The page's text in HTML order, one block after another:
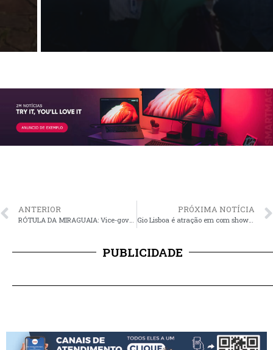
ANTERIOR PRÓXIMA NOTÍCIA
Gio Lisboa é atração em com show “Fora da Casinha”
PUBLICIDADE